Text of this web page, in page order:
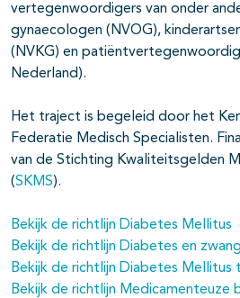
vertegenwoordigers van onder
gynaecologen (NVOG),
(NVKG) en
Nederland).
Het traject is begeleid door het
Federatie Medisch Specialisten.
van de Stichting Kwaliteitsgelden
(SKMS).
Bekijk de richtlijn Diabetes Mellitus
Bekijk de richtlijn Diabetes en
Bekijk de richtlijn Diabetes
Bekijk de richtlijn Medicamenteuze